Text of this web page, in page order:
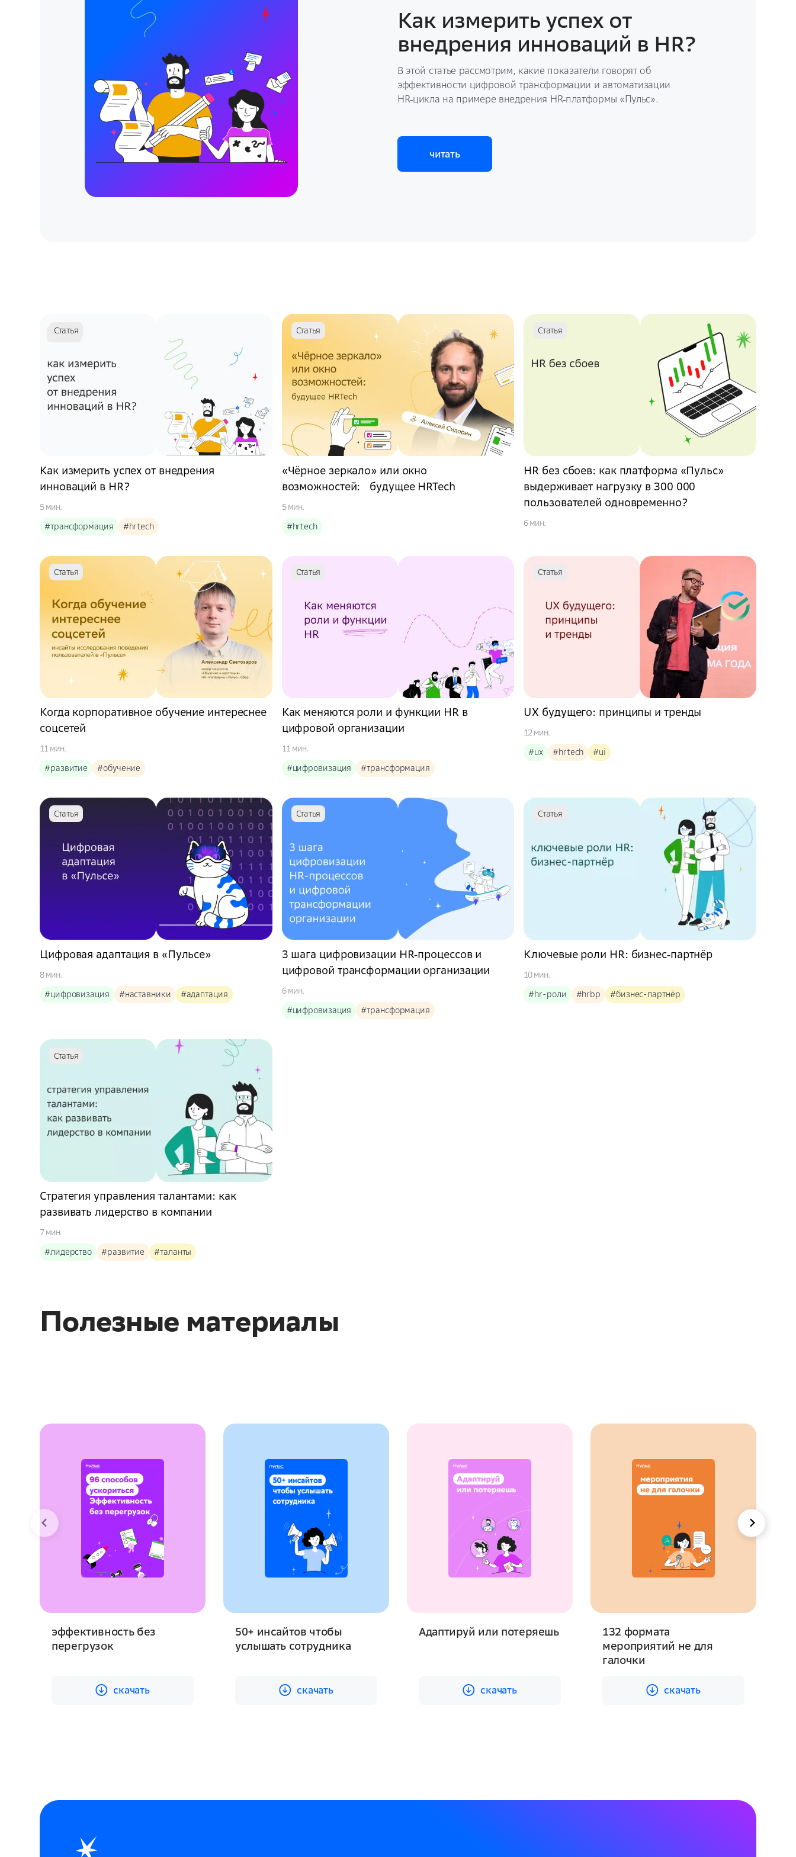
Как измерить успех от
внедрения инноваций в HR?
В этой статье рассмотрим, какие показатели говорят об
эффективности цифровой трансформации и автоматизации
HR‑цикла на примере внедрения HR‑платформы «Пульс».
читать
Статья
Как измерить успех от внедрения
инноваций в HR?
5 мин.
#трансформация
#hrtech
Статья
«Чёрное зеркало» или окно
возможностей: будущее HRTech
5 мин.
#hrtech
Статья
HR без сбоев: как платформа «Пульс»
выдерживает нагрузку в 300 000
пользователей одновременно?
6 мин.
Статья
Когда корпоративное обучение интереснее
соцсетей
11 мин.
#развитие
#обучение
Статья
Как меняются роли и функции HR в
цифровой организации
11 мин.
#цифровизация
#трансформация
Статья
UX будущего: принципы и тренды
12 мин.
#ux
#hrtech #ui
Статья
Цифровая адаптация в «Пульсе»
8 мин.
#цифровизация
#наставники #адаптация
Статья
3 шага цифровизации HR‑процессов и
цифровой трансформации организации
6 мин.
#цифровизация
#трансформация
Статья
Ключевые роли HR: бизнес‑партнёр
10 мин.
#hr-роли
#hrbp #бизнес-партнёр
Статья
Стратегия управления талантами: как
развивать лидерство в компании
7 мин.
#лидерство
#развитие #таланты
Полезные материалы
эффективность без
перегрузок
cкачать
50+ инсайтов чтобы
услышать сотрудника
cкачать
Адаптируй или потеряешь
cкачать
132 формата
мероприятий не для
галочки
cкачать